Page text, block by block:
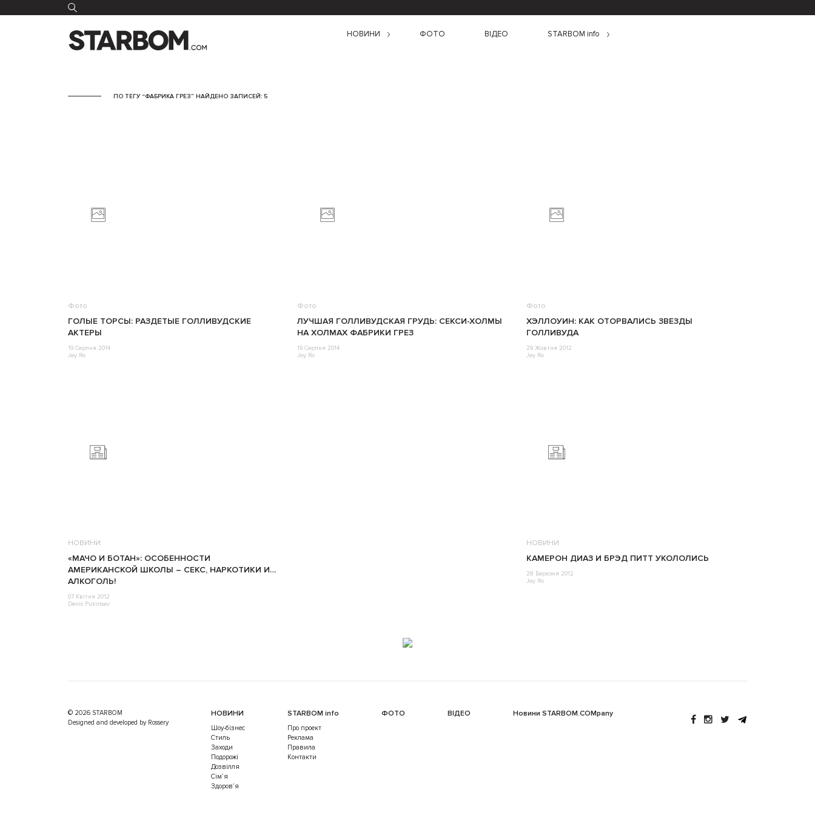
НОВИНИ ФОТО ВІДЕО STARBOM info
ПО ТЕГУ “ФАБРИКА ГРЕЗ” НАЙДЕНО ЗАПИСЕЙ: 5
Фото
ГОЛЫЕ ТОРСЫ: РАЗДЕТЫЕ ГОЛЛИВУДСКИЕ
АКТЕРЫ
19 Серпня 2014
Jey Ro
Фото
ЛУЧШАЯ ГОЛЛИВУДСКАЯ ГРУДЬ: СЕКСИ-ХОЛМЫ
НА ХОЛМАХ ФАБРИКИ ГРЕЗ
19 Серпня 2014
Jey Ro
Фото
ХЭЛЛОУИН: КАК ОТОРВАЛИСЬ ЗВЕЗДЫ
ГОЛЛИВУДА
29 Жовтня 2012
Jey Ro
НОВИНИ
«МАЧО И БОТАН»: ОСОБЕННОСТИ
АМЕРИКАНСКОЙ ШКОЛЫ – СЕКС, НАРКОТИКИ И…
АЛКОГОЛЬ!
07 Квітня 2012
Denis Putintsev
НОВИНИ
КАМЕРОН ДИАЗ И БРЭД ПИТТ УКОЛОЛИСЬ
28 Березня 2012
Jey Ro
© 2026 STARBOM
Designed and developed by Rossery
НОВИНИ
Шоу-бізнес
Стиль
Заходи
Подорожі
Дозвілля
Cім’я
Здоров’я
STARBOM info
Про проект
Реклама
Правила
Контакти
ФОТО ВІДЕО Новини STARBOM.COMpany